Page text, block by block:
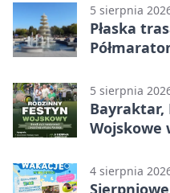
5 sierpnia
Płaska
5 sierpnia
Bayraktar,
Wojskowe
4 sierpnia